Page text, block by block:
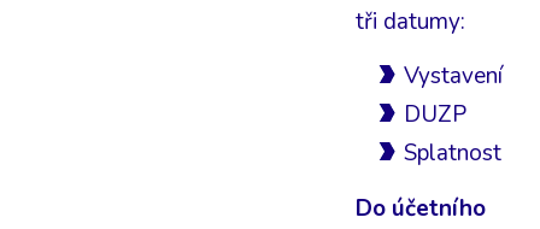
tři datumy:
Vystavení
DUZP
Splatnost
Do účetního